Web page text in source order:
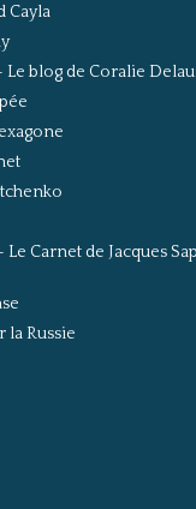
Cayla
Le blog de Coralie
Le Carnet de Jacques
la Russie